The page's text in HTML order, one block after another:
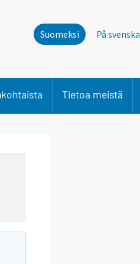
Suomeksi På svenska
Tietoa meistä